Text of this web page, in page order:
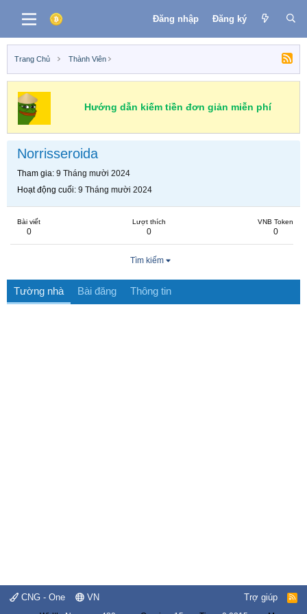
Đăng nhập Đăng ký
Trang Chủ Thành Viên
Hướng dẫn kiếm tiền đơn giản miễn phí
Norrisseroida
Tham gia 9 Tháng mười 2024
Hoạt động cuối 9 Tháng mười 2024
Bài viết
0
Lượt thích
0
VNB Token
0
Tìm kiếm
Tường nhà Bài đăng Thông tin
CNG - One VN Trợ giúp
R